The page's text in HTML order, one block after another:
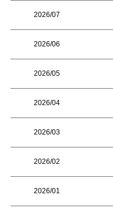
2026/07
2026/06
2026/05
2026/04
2026/03
2026/02
2026/01